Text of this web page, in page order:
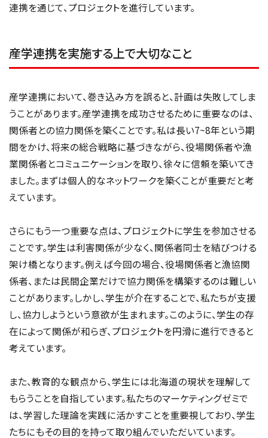
連携を通じて、プロジェクトを進行しています。
産学連携を実施する上で大切なこと
産学連携において、巻き込み方を誤ると、計画は失敗してしま
うことがあります。産学連携を成功させるために重要なのは、
関係者との協力関係を築くことです。私は長い7~8年という期
間をかけ、将来の総合戦略に基づきながら、役場関係者や漁
業関係者とコミュニケーションを取り、徐々に信頼を築いてき
ました。まずは個人的なネットワークを築くことが重要だと考
えています。
さらにもう一つ重要な点は、プロジェクトに学生を参加させる
ことです。学生は利害関係が少なく、関係者同士を結びつける
架け橋となります。例えば今回の場合、役場関係者と漁協関
係者、または民間企業だけで協力関係を構築するのは難しい
ことがあります。しかし、学生が介在することで、私たちが支援
し、協力しようという意欲が生まれます。このように、学生の存
在によって関係が和らぎ、プロジェクトを円滑に進行できると
考えています。
また、教育的な観点から、学生には北海道の現状を理解して
もらうことを自指しています。私たちのマーケティングゼミで
は、学習した理論を実践に活かすことを重要視しており、学生
たちにもその目的を持って取り組んでいただいています。